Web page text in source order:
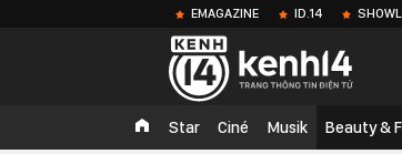
EMAGAZINE ID.14
Star Ciné Musik Beauty &